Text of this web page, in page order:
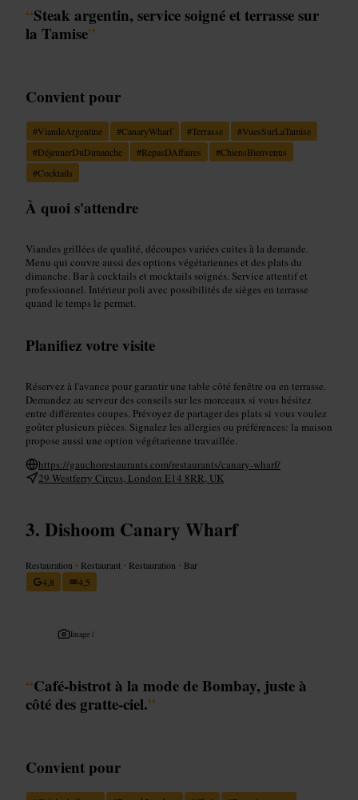
“Steak argentin, service soigné et terrasse sur
la Tamise”
Convient pour
#ViandeArgentine #CanaryWharf #Terrasse #VuesSurLaTamise
#DéjeunerDuDimanche #RepasDAffaires #ChiensBienvenus
#Cocktails
À quoi s'attendre
Viandes grillées de qualité, découpes variées cuites à la demande.
Menu qui couvre aussi des options végétariennes et des plats du
dimanche. Bar à cocktails et mocktails soignés. Service attentif et
professionnel. Intérieur poli avec possibilités de sièges en terrasse
quand le temps le permet.
Planifiez votre visite
Réservez à l'avance pour garantir une table côté fenêtre ou en terrasse.
Demandez au serveur des conseils sur les morceaux si vous hésitez
entre différentes coupes. Prévoyez de partager des plats si vous voulez
goûter plusieurs pièces. Signalez les allergies ou préférences: la maison
propose aussi une option végétarienne travaillée.
https://gauchorestaurants.com/restaurants/canary-wharf/
29 Westferry Circus, London E14 8RR, UK
Dishoom Canary Wharf
Restauration • Restaurant • Restauration • Bar
4,8
4,5
Image /
“Café-bistrot à la mode de Bombay, juste à
côté des gratte-ciel.”
Convient pour